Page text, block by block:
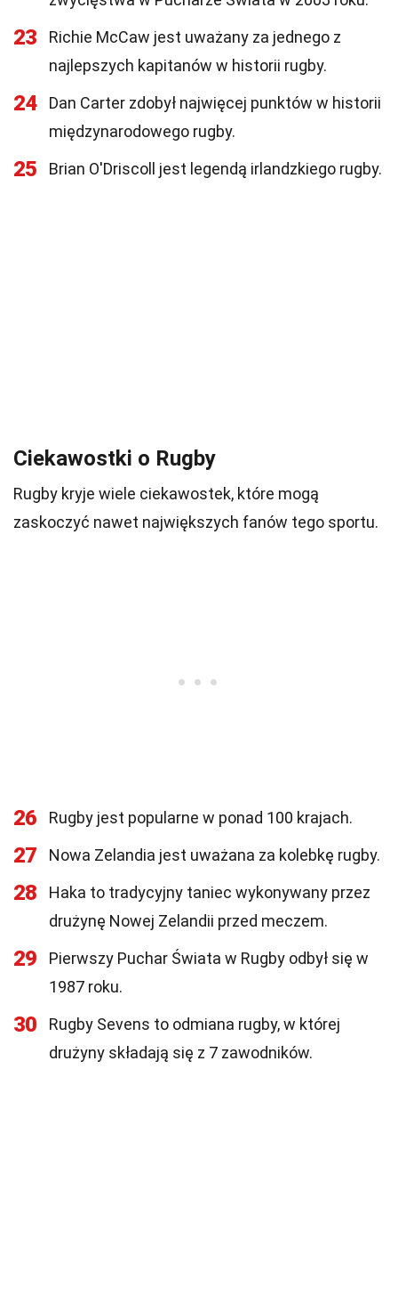
23
Richie McCaw jest uważany za jednego z
najlepszych kapitanów w historii rugby.
24
Dan Carter zdobył najwięcej punktów w historii
międzynarodowego rugby.
25 Brian O'Driscoll jest legendą irlandzkiego rugby.
Ciekawostki o Rugby
Rugby kryje wiele ciekawostek, które mogą
zaskoczyć nawet największych fanów tego sportu.
26 Rugby jest popularne w ponad 100 krajach.
27 Nowa Zelandia jest uważana za kolebkę rugby.
28
Haka to tradycyjny taniec wykonywany przez
drużynę Nowej Zelandii przed meczem.
29
Pierwszy Puchar Świata w Rugby odbył się w
1987 roku.
30
Rugby Sevens to odmiana rugby, w której
drużyny składają się z 7 zawodników.